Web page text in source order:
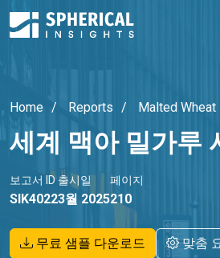
Home Reports Malted
세계 맥아 밀가루
보고서 ID
SIK4022
출시일
3월 2025
페이지
210
무료 샘플 다운로드 맞춤